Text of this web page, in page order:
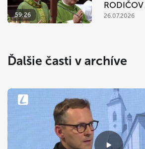
59:26 26.07.2026
Ďalšie časti v archíve